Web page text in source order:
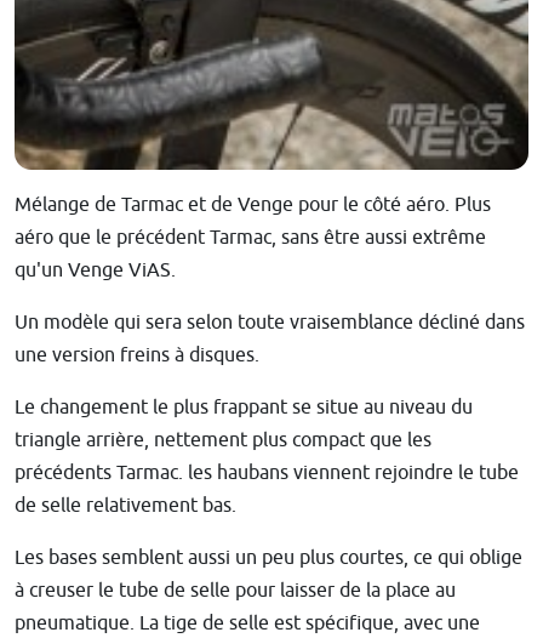
Mélange de Tarmac et de Venge pour le côté aéro. Plus
aéro que le précédent Tarmac, sans être aussi extrême
qu'un Venge ViAS.
Un modèle qui sera selon toute vraisemblance décliné dans
une version freins à disques.
Le changement le plus frappant se situe au niveau du
triangle arrière, nettement plus compact que les
précédents Tarmac. les haubans viennent rejoindre le tube
de selle relativement bas.
Les bases semblent aussi un peu plus courtes, ce qui oblige
à creuser le tube de selle pour laisser de la place au
pneumatique. La tige de selle est spécifique, avec une